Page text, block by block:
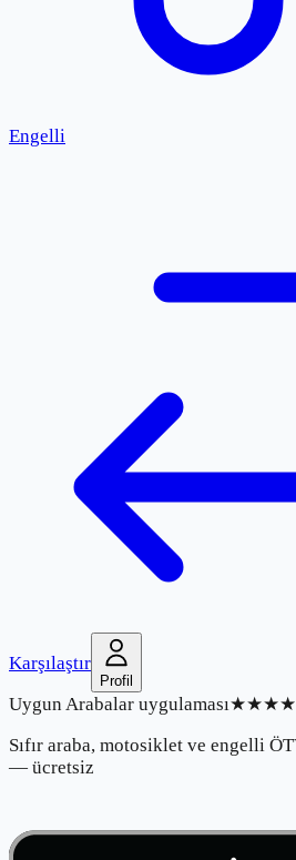
Engelli
Karşılaştır
Profil
Uygun Arabalar uygulaması
Sıfır araba, motosiklet ve engelli
— ücretsiz